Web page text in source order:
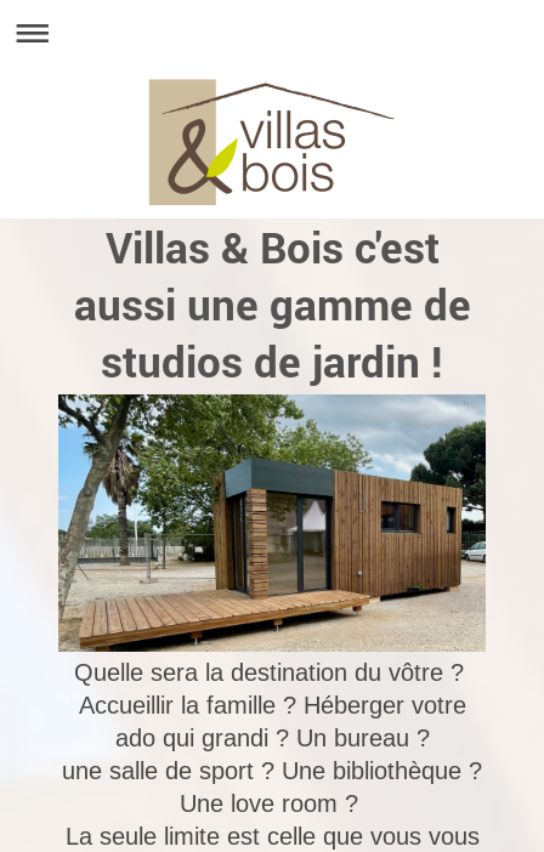
Villas & Bois c'est
aussi une gamme de
studios de jardin !
Quelle sera la destination du vôtre ?
Accueillir la famille ? Héberger votre
ado qui grandi ? Un bureau ?
une salle de sport ? Une bibliothèque ?
Une love room ?
La seule limite est celle que vous vous